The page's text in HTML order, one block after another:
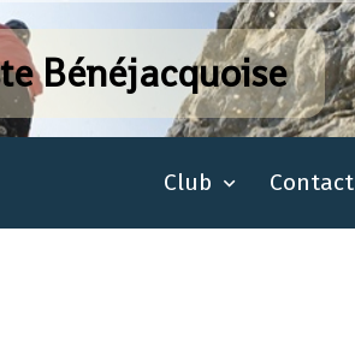
Bénéjacquoise
Club Contact